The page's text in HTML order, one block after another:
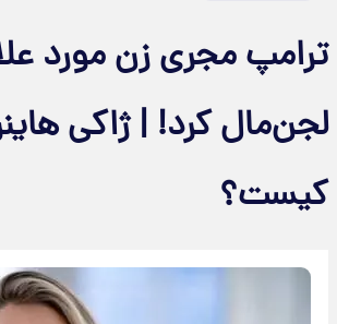
ترامپ مجری زن مورد
لجن‌مال کرد! | ژاکی
کیست؟